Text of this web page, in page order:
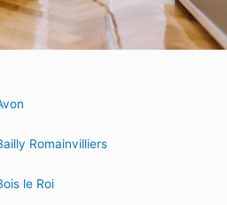
Romainvilliers
le Roi